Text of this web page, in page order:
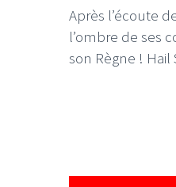
Après l’écoute
l’ombre de ses
son Règne ! Hail